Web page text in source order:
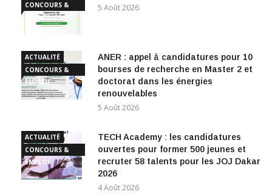
CONCOURS &
EMPLOI
5 Août 2026
ACTUALITÉ
CONCOURS &
EMPLOI
ANER : appel à candidatures pour 10
bourses de recherche en Master 2 et
doctorat dans les énergies
renouvelables
5 Août 2026
ACTUALITÉ
CONCOURS &
EMPLOI
TECH Academy : les candidatures
ouvertes pour former 500 jeunes et
recruter 58 talents pour les JOJ Dakar
2026
4 Août 2026